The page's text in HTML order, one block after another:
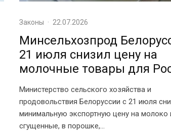
Законы · 22.07.2026
Минсельхозпрод
21 июля снизил цену на
молочные товары для
Министерство сельского хозяйства и
продовольствия Белоруссии с 21 июля
минимальную экспортную цену на молоко
сгущенные, в порошке,...